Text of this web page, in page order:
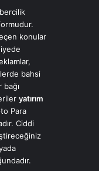
konular
bahsi
yatırım
Para
Ciddi